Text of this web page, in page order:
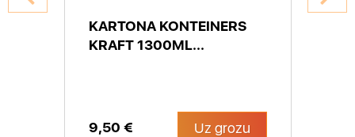
KARTONA KONTEINERS
KRAFT 1300ML...
9,50 € Uz grozu